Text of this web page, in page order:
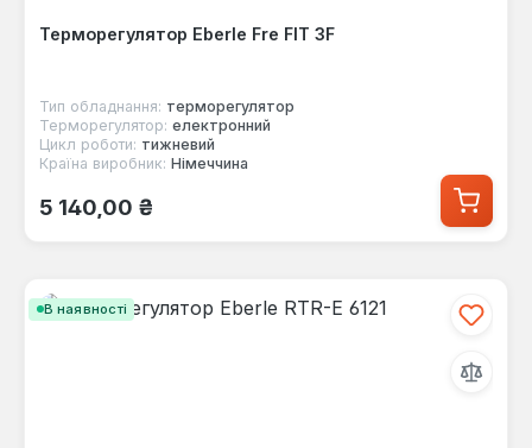
Терморегулятор Eberle Fre FIT 3F
Тип обладнання: терморегулятор
Терморегулятор: електронний
Цикл роботи: тижневий
Країна виробник: Німеччина
Звичайна ціна:
5 140,00 ₴
В наявності